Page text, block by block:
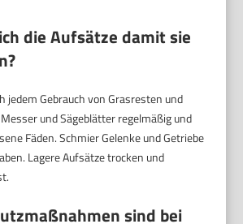
die Aufsätze damit sie
jedem Gebrauch von Grasresten und
und Sägeblätter regelmäßig und
Fäden. Schmier Gelenke und Getriebe
Lagere Aufsätze trocken und
sind bei